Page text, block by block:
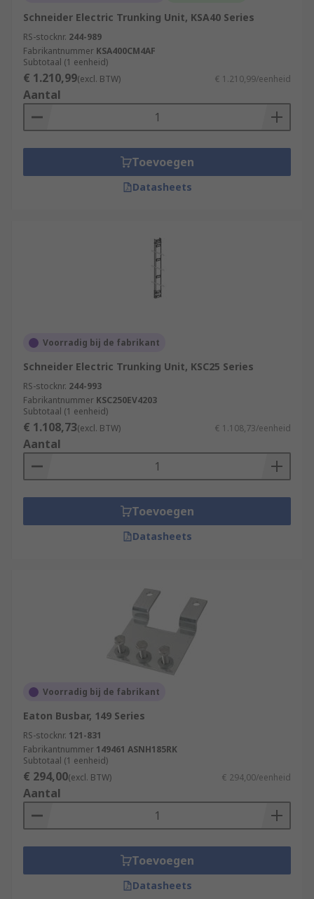
Schneider Electric Trunking Unit, KSA40 Series
RS-stocknr. 244-989
Fabrikantnummer KSA400CM4AF
Subtotaal (1 eenheid)
€ 1.210,99(excl. BTW) € 1.210,99/eenheid
Aantal
Toevoegen
Datasheets
Voorradig bij de fabrikant
Schneider Electric Trunking Unit, KSC25 Series
RS-stocknr. 244-993
Fabrikantnummer KSC250EV4203
Subtotaal (1 eenheid)
€ 1.108,73(excl. BTW) € 1.108,73/eenheid
Aantal
Toevoegen
Datasheets
Voorradig bij de fabrikant
Eaton Busbar, 149 Series
RS-stocknr. 121-831
Fabrikantnummer 149461 ASNH185RK
Subtotaal (1 eenheid)
€ 294,00(excl. BTW) € 294,00/eenheid
Aantal
Toevoegen
Datasheets